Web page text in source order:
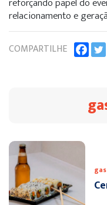
relacionamento e
COMPARTILHE